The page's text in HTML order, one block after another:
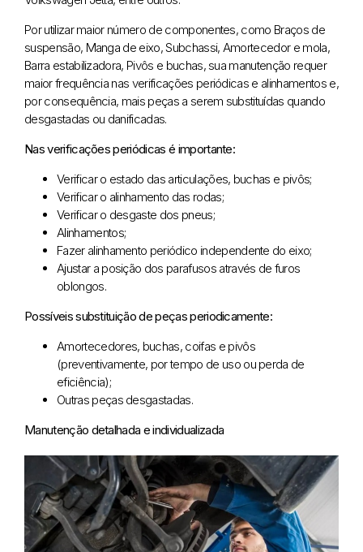
Por utilizar maior número de componentes, como Braços de
suspensão, Manga de eixo, Subchassi, Amortecedor e mola,
Barra estabilizadora, Pivôs e buchas, sua manutenção requer
maior frequência nas verificações periódicas e alinhamentos e,
por consequência, mais peças a serem substituídas quando
desgastadas ou danificadas.
Nas verificações periódicas é importante:
Verificar o estado das articulações, buchas e pivôs;
Verificar o alinhamento das rodas;
Verificar o desgaste dos pneus;
Alinhamentos;
Fazer alinhamento periódico independente do eixo;
Ajustar a posição dos parafusos através de furos
oblongos.
Possíveis substituição de peças periodicamente:
Amortecedores, buchas, coifas e pivôs
(preventivamente, por tempo de uso ou perda de
eficiência);
Outras peças desgastadas.
Manutenção detalhada e individualizada